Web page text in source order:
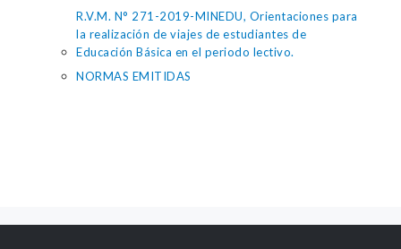
R.V.M. N° 271-2019-MINEDU, Orientaciones para
la realización de viajes de estudiantes de
Educación Básica en el periodo lectivo.
NORMAS EMITIDAS